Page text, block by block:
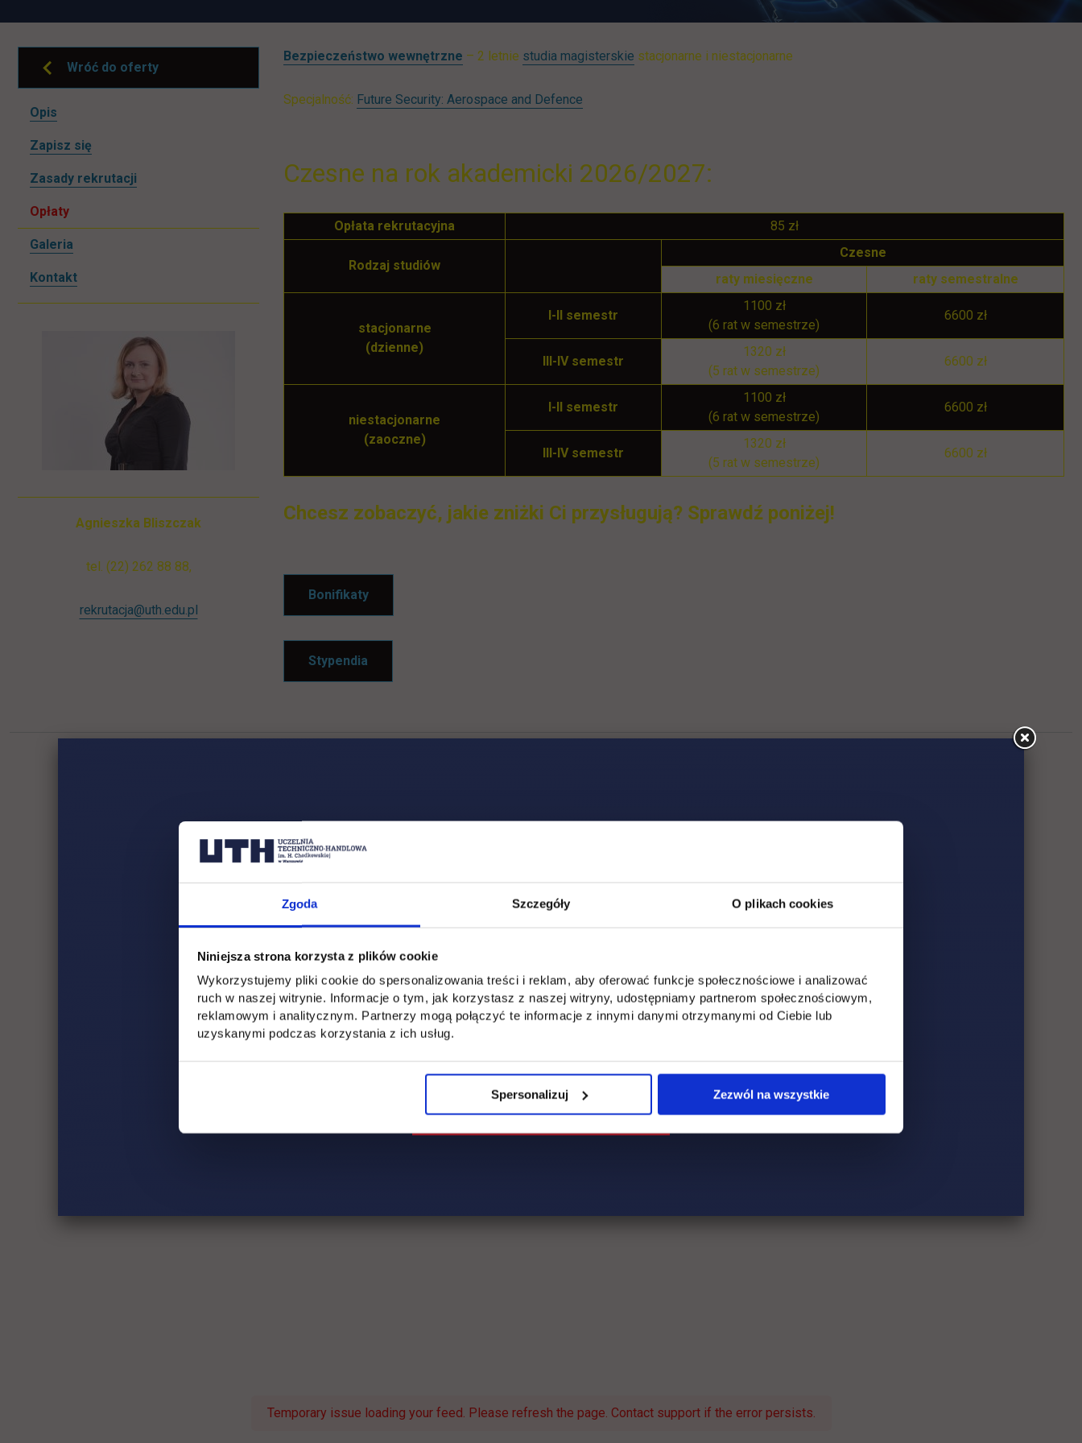
Zgoda Szczegóły O plikach cookies
Niniejsza strona korzysta z plików cookie
Wykorzystujemy pliki cookie do spersonalizowania treści i reklam, aby oferować funkcje społecznościowe i analizować
ruch w naszej witrynie. Informacje o tym, jak korzystasz z naszej witryny, udostępniamy partnerom społecznościowym,
reklamowym i analitycznym. Partnerzy mogą połączyć te informacje z innymi danymi otrzymanymi od Ciebie lub
uzyskanymi podczas korzystania z ich usług.
Spersonalizuj Zezwól na wszystkie
Wróć do oferty
Pomiń
nawigacje
Opis
Zapisz się
Zasady rekrutacji
Opłaty
Galeria
Kontakt
Agnieszka Bliszczak
tel. (22) 262 88 88,
rekrutacja@uth.edu.pl
Bezpieczeństwo wewnętrzne – 2 letnie studia magisterskie stacjonarne i niestacjonarne
Specjalność: Future Security: Aerospace and Defence
Czesne na rok akademicki 2026/2027:
Opłata rekrutacyjna 85 zł
Rodzaj studiów
Czesne
raty miesięczne
raty semestralne
stacjonarne
(dzienne)
I-II semestr
1100 zł
(6 rat w semestrze)
6600 zł
III-IV semestr
1320 zł
(5 rat w semestrze)
6600 zł
niestacjonarne
(zaoczne)
I-II semestr
1100 zł
(6 rat w semestrze)
6600 zł
III-IV semestr
1320 zł
(5 rat w semestrze)
6600 zł
Chcesz zobaczyć, jakie zniżki Ci przysługują? Sprawdź poniżej!
Bonifikatylink otwiera się w nowej karcie
Stypendia
Temporary issue loading your feed. Please refresh the page. Contact support if the error persists.